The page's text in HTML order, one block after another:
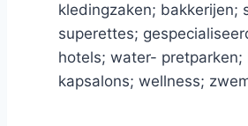
kledingzaken; bakkerijen;
superettes;
hotels; water- pretparken;
kapsalons; wellness;